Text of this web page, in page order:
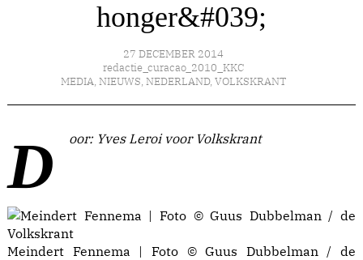
honger&#039;
27 DECEMBER 2014
redactie_curacao_2010_KKC
MEDIA, NIEUWS, NEDERLAND, VOLKSKRANT
Door: Yves Leroi voor Volkskrant
Meindert Fennema | Foto © Guus Dubbelman / de